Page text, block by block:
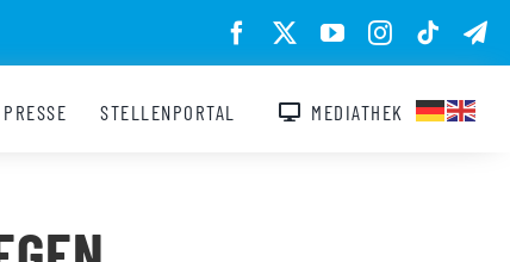
PRESSE STELLENPORTAL MEDIATHEK